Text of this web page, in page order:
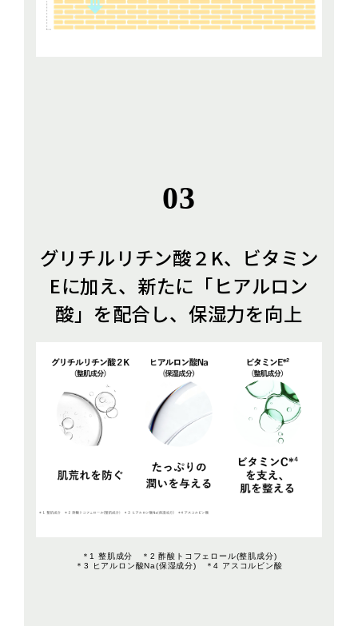
03
グリチルリチン酸２K、ビタミン
Eに加え、新たに「ヒアルロン
酸」を配合し、保湿力を向上
＊1 整肌成分 ＊2 酢酸トコフェロール(整肌成分)
＊3 ヒアルロン酸Na(保湿成分) ＊4 アスコルビン酸